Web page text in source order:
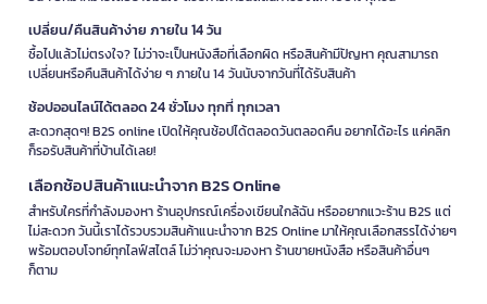
เปลี่ยน/คืนสินค้าง่าย ภายใน 14 วัน
ซื้อไปแล้วไม่ตรงใจ? ไม่ว่าจะเป็นหนังสือที่เลือกผิด หรือสินค้ามีปัญหา คุณสามารถ
เปลี่ยนหรือคืนสินค้าได้ง่าย ๆ ภายใน 14 วันนับจากวันที่ได้รับสินค้า
ช้อปออนไลน์ได้ตลอด 24 ชั่วโมง ทุกที่ ทุกเวลา
สะดวกสุดๆ! B2S online เปิดให้คุณช้อปได้ตลอดวันตลอดคืน อยากได้อะไร แค่คลิก
ก็รอรับสินค้าที่บ้านได้เลย!
เลือกช้อปสินค้าแนะนำจาก B2S Online
สำหรับใครที่กำลังมองหา ร้านอุปกรณ์เครื่องเขียนใกล้ฉัน หรืออยากแวะร้าน B2S แต่
ไม่สะดวก วันนี้เราได้รวบรวมสินค้าแนะนำจาก B2S Online มาให้คุณเลือกสรรได้ง่ายๆ
พร้อมตอบโจทย์ทุกไลฟ์สไตล์ ไม่ว่าคุณจะมองหา ร้านขายหนังสือ หรือสินค้าอื่นๆ
ก็ตาม